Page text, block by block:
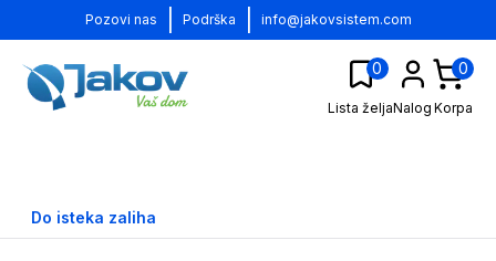
Pozovi nas Podrška info@jakovsistem.com
0
Lista željaNalog
0
Korpa
Do isteka zaliha